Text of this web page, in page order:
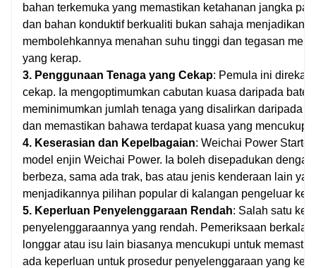
bahan terkemuka yang memastikan ketahanan jangka
dan bahan konduktif berkualiti bukan sahaja
membolehkannya menahan suhu tinggi dan tegasan
yang kerap.
3. Penggunaan Tenaga yang Cekap: Pemula ini direka
cekap. Ia mengoptimumkan cabutan kuasa daripada
meminimumkan jumlah tenaga yang disalirkan daripada
dan memastikan bahawa terdapat kuasa yang
4. Keserasian dan Kepelbagaian: Weichai Power
model enjin Weichai Power. Ia boleh disepadukan
berbeza, sama ada trak, bas atau jenis kenderaan lain
menjadikannya pilihan popular di kalangan pengeluar
5. Keperluan Penyelenggaraan Rendah: Salah satu
penyelenggaraannya yang rendah. Pemeriksaan berkala
longgar atau isu lain biasanya mencukupi untuk
ada keperluan untuk prosedur penyelenggaraan yang